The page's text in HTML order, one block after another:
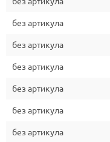
без артикула
без артикула
без артикула
без артикула
без артикула
без артикула